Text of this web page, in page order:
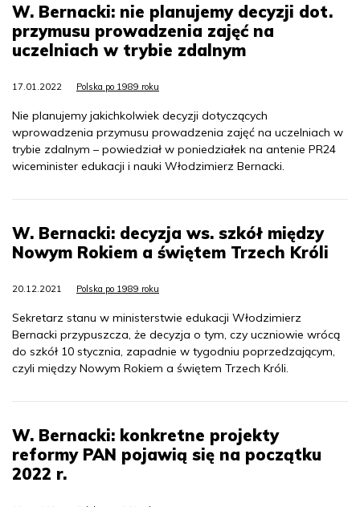
W. Bernacki: nie planujemy decyzji dot.
przymusu prowadzenia zajęć na
uczelniach w trybie zdalnym
17.01.2022 Polska po 1989 roku
Nie planujemy jakichkolwiek decyzji dotyczących
wprowadzenia przymusu prowadzenia zajęć na uczelniach w
trybie zdalnym – powiedział w poniedziałek na antenie PR24
wiceminister edukacji i nauki Włodzimierz Bernacki.
W. Bernacki: decyzja ws. szkół między
Nowym Rokiem a świętem Trzech Króli
20.12.2021 Polska po 1989 roku
Sekretarz stanu w ministerstwie edukacji Włodzimierz
Bernacki przypuszcza, że decyzja o tym, czy uczniowie wrócą
do szkół 10 stycznia, zapadnie w tygodniu poprzedzającym,
czyli między Nowym Rokiem a świętem Trzech Króli.
W. Bernacki: konkretne projekty
reformy PAN pojawią się na początku
2022 r.